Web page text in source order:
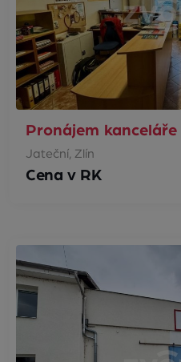
Pronájem
Jateční, Zlín
Cena v RK